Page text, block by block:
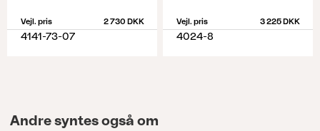
Vejl. pris 2 730 DKK
4141-73-07
Vejl. pris 3 225 DKK
4024-8
Andre syntes også om